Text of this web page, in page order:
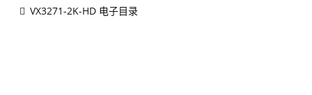
VX3271-2K-HD 电子目录